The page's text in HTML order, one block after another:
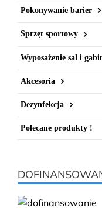
Pokonywanie barier
Sprzęt sportowy
Wyposażenie sal i
Akcesoria
Dezynfekcja
Polecane produkty !